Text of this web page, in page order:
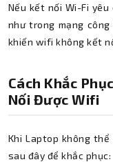
Nếu kết nối Wi-Fi
như trong mạng
khiến wifi không kết
Cách Khắc
Nối Được Wifi
Khi Laptop không
sau đây để khắc phục: